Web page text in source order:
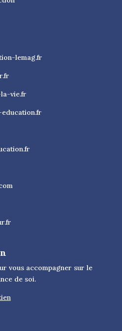
lemag.fr
vie.fr
vous accompagner sur le
de soi.